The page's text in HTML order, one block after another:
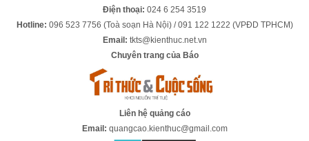
Điện thoại: 024 6 254 3519
Hotline: 096 523 7756 (Toà soạn Hà Nội) / 091 122 1222 (VPĐD TPHCM)
Email: tkts@kienthuc.net.vn
Chuyên trang của Báo
Liên hệ quảng cáo
Email: quangcao.kienthuc@gmail.com